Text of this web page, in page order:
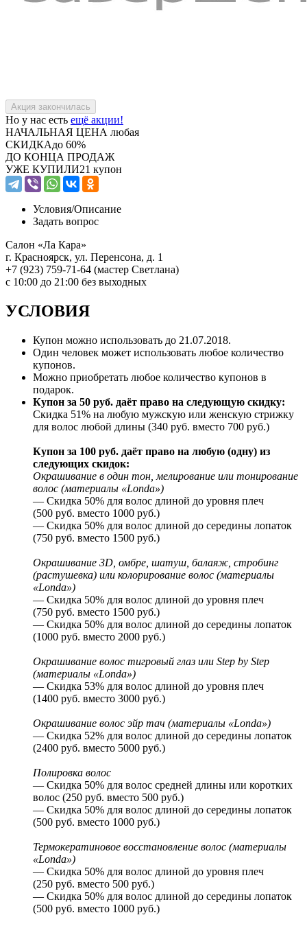
Но у нас есть ещё акции!
НАЧАЛЬНАЯ ЦЕНА любая
СКИДКАдо 60%
ДО КОНЦА ПРОДАЖ
УЖЕ КУПИЛИ21 купон
Условия/Описание
Задать вопрос
Салон «Ла Кара»
г. Красноярск, ул. Перенсона, д. 1
+7 (923) 759-71-64 (мастер Светлана)
с 10:00 до 21:00 без выходных
УСЛОВИЯ
Купон можно использовать до 21.07.2018.
Один человек может использовать любое количество
купонов.
Можно приобретать любое количество купонов в
подарок.
Купон за 50 руб. даёт право на следующую скидку:
Скидка 51% на любую мужскую или женскую стрижку
для волос любой длины (340 руб. вместо 700 руб.)
Купон за 100 руб. даёт право на любую (одну) из
следующих скидок:
Окрашивание в один тон, мелирование или тонирование
волос (материалы «Londa»)
— Скидка 50% для волос длиной до уровня плеч
(500 руб. вместо 1000 руб.)
— Скидка 50% для волос длиной до середины лопаток
(750 руб. вместо 1500 руб.)
Окрашивание 3D, омбре, шатуш, балаяж, стробинг
(растушевка) или колорирование волос (материалы
«Londa»)
— Скидка 50% для волос длиной до уровня плеч
(750 руб. вместо 1500 руб.)
— Скидка 50% для волос длиной до середины лопаток
(1000 руб. вместо 2000 руб.)
Окрашивание волос тигровый глаз или Step by Step
(материалы «Londa»)
— Скидка 53% для волос длиной до уровня плеч
(1400 руб. вместо 3000 руб.)
Окрашивание волос эйр тач (материалы «Londa»)
— Скидка 52% для волос длиной до середины лопаток
(2400 руб. вместо 5000 руб.)
Полировка волос
— Скидка 50% для волос средней длины или коротких
волос (250 руб. вместо 500 руб.)
— Скидка 50% для волос длиной до середины лопаток
(500 руб. вместо 1000 руб.)
Термокератиновое восстановление волос (материалы
«Londa»)
— Скидка 50% для волос длиной до уровня плеч
(250 руб. вместо 500 руб.)
— Скидка 50% для волос длиной до середины лопаток
(500 руб. вместо 1000 руб.)